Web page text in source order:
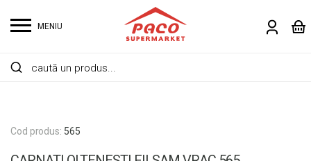
MENIU
Cod produs: 565